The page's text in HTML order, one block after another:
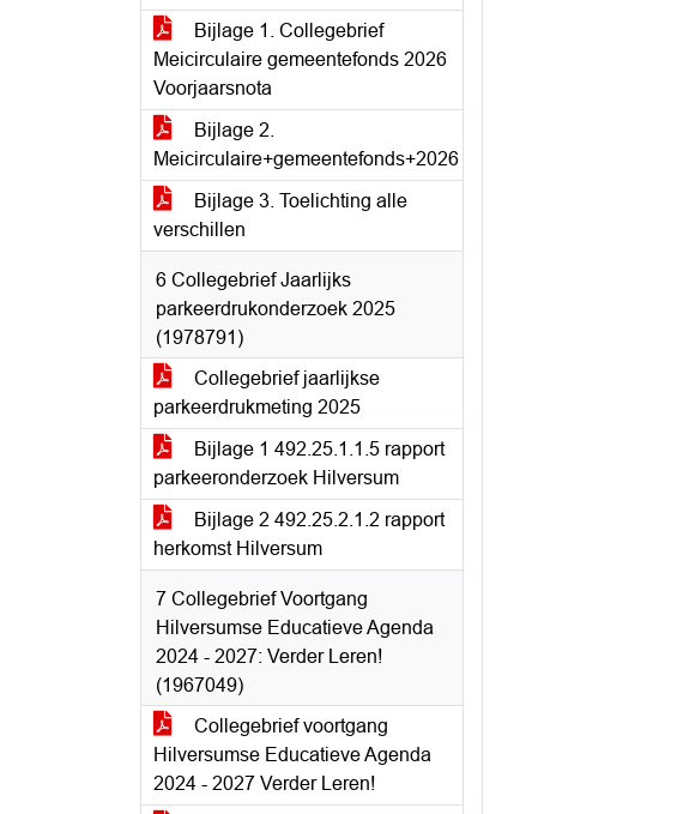
Bijlage 1. Collegebrief
Meicirculaire gemeentefonds 2026
Voorjaarsnota
Bijlage 2.
Meicirculaire+gemeentefonds+2026
Bijlage 3. Toelichting alle
verschillen
6 Collegebrief Jaarlijks
parkeerdrukonderzoek 2025
(1978791)
Collegebrief jaarlijkse
parkeerdrukmeting 2025
Bijlage 1 492.25.1.1.5 rapport
parkeeronderzoek Hilversum
Bijlage 2 492.25.2.1.2 rapport
herkomst Hilversum
7 Collegebrief Voortgang
Hilversumse Educatieve Agenda
2024 - 2027: Verder Leren!
(1967049)
Collegebrief voortgang
Hilversumse Educatieve Agenda
2024 - 2027 Verder Leren!